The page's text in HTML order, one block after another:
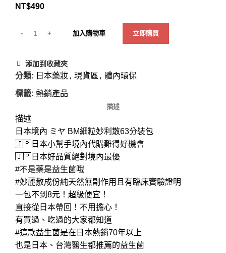
NT$490
加入購物車 立即購買
添加到收藏夾
分類: 日本藥妝, 現貨區 , 體內環保
標籤: 熱銷產品
描述
描述
日本境內 ミヤ BM細粒妙利散63分裝包
🇯🇵日本小幫手境內代購難得好機會
🇯🇵日本好品質絕對境內最優
#不是藥是益生菌哦
#妙麗散成份純天然無副作用且有臨床實驗證明
一包不到8元！超級便宜！
直接從日本帶回！不用擔心！
有買過、吃過的大家都知道
#這款益生菌是在日本熱銷70年以上
也是日本、台灣醫生都推薦的益生菌